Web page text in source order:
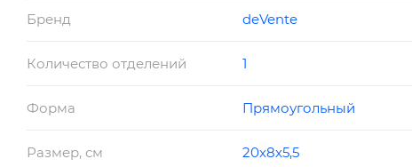
Бренд deVente
Количество отделений 1
Форма Прямоугольный
Размер, см 20х8х5,5